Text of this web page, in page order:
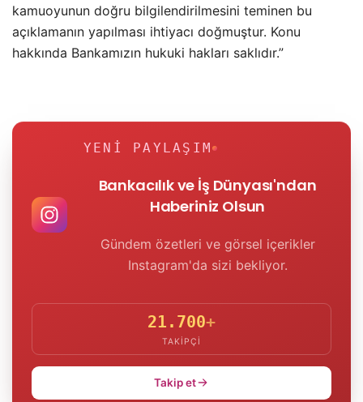
kamuoyunun doğru bilgilendirilmesini teminen bu
açıklamanın yapılması ihtiyacı doğmuştur. Konu
hakkında Bankamızın hukuki hakları saklıdır.”
YENI PAYLAŞIM
Bankacılık ve İş Dünyası'ndan
Haberiniz Olsun
Gündem özetleri ve görsel içerikler
Instagram'da sizi bekliyor.
21.700+
TAKIPÇI
Takip et